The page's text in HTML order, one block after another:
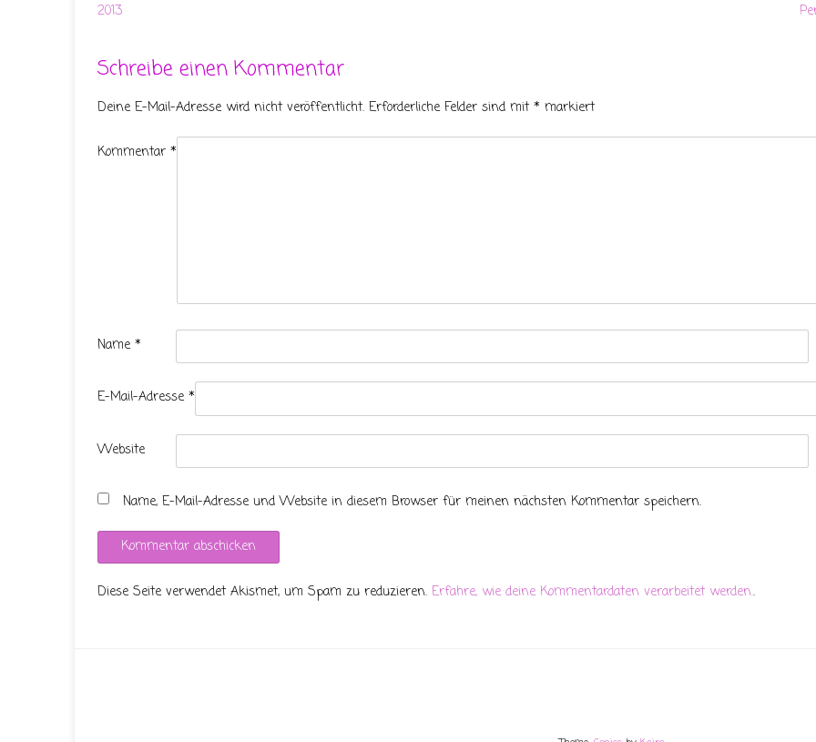
2013
Schreibe einen Kommentar
Deine E-Mail-Adresse wird nicht veröffentlicht. Erforderliche Felder sind mit * markiert
Kommentar *
Name *
E-Mail-Adresse *
Website
Name, E-Mail-Adresse und Website in diesem Browser für meinen nächsten Kommentar speichern.
Diese Seite verwendet Akismet, um Spam zu reduzieren. Erfahre, wie deine Kommentardaten verarbeitet werden..